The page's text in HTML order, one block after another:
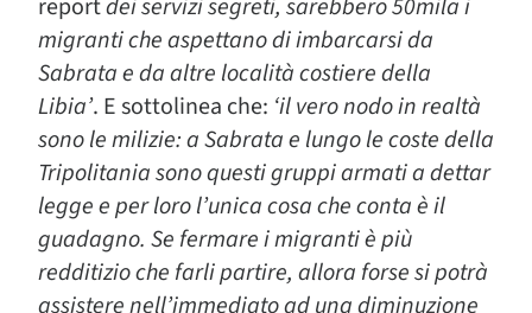
reportdei servizi segreti, sarebbero 50mila i
migranti che aspettano di imbarcarsi da
Sabrata e da altre località costiere della
Libia’. E sottolinea che: ‘il vero nodo in realtà
sono le milizie: a Sabrata e lungo le coste della
Tripolitania sono questi gruppi armati a dettar
legge e per loro l’unica cosa che conta è il
guadagno. Se fermare i migranti è più
redditizio che farli partire, allora forse si potrà
assistere nell’immediato ad una diminuzione